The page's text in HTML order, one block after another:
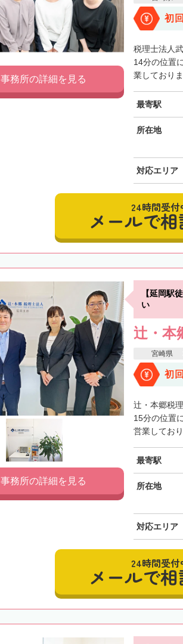
初
税理士法人
14分の位置
業しており
最寄駅
所在地
対応エリア
事務所の詳細を見る
24時間受付
メールで相
【延岡駅
い
辻・本
宮崎県
初
辻・本郷税
15分の位置
営業してお
最寄駅
所在地
対応エリア
事務所の詳細を見る
24時間受付
メールで相